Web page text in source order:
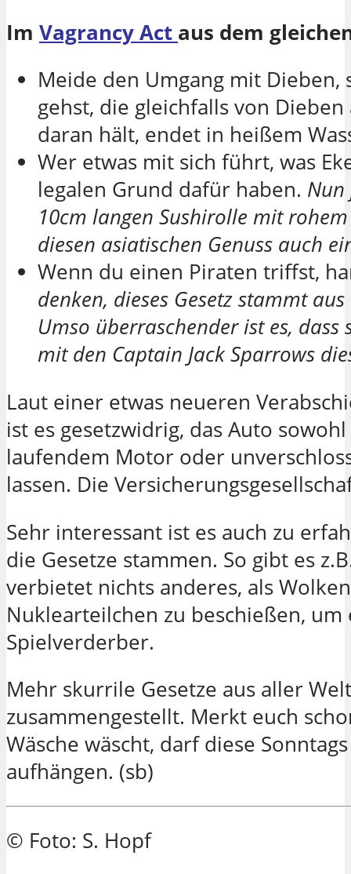
Im Vagrancy Act aus dem
Meide den Umgang mit Dieben,
gehst, die gleichfalls von
daran hält, endet in heißem
Wer etwas mit sich führt, was
legalen Grund dafür haben. Nun
10cm langen Sushirolle mit
diesen asiatischen Genuss auch
Wenn du einen Piraten triffst,
denken, dieses Gesetz stammt
Umso überraschender ist es,
mit den Captain Jack Sparrows
Laut einer etwas neueren
ist es gesetzwidrig, das Auto
laufendem Motor oder
lassen. Die
Sehr interessant ist es auch zu
die Gesetze stammen. So gibt es
verbietet nichts anderes, als
Nuklearteilchen zu beschießen, um
Spielverderber.
Mehr skurrile Gesetze aus aller
zusammengestellt. Merkt euch
Wäsche wäscht, darf diese
aufhängen. (sb)
© Foto: S. Hopf